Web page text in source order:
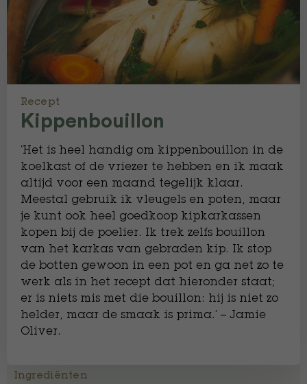
Recept
Kippenbouillon
‘Het is heel handig om kippenbouillon in de
koelkast of de vriezer te hebben en ik maak
altijd voor een maand tegelijk klaar.
Meestal gebruik ik vleugels en poten, maar
je kunt ook heel goedkoop kipkarkassen
kopen bij de poelier. Ik trek zelfs bouillon
van het karkas van gebraden kip. Ik stop
de botten gewoon in een pot en ga net zo te
werk als in het recept dat hieronder staat;
er is niets mis met die bouillon: hij is niet zo
helder, maar de smaak is prima.’ – Jamie
Oliver.
Ingrediënten